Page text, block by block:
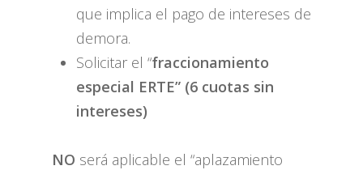
que implica el pago de intereses de
demora.
Solicitar el “fraccionamiento
especial ERTE” (6 cuotas sin
intereses)
NO será aplicable el “aplazamiento